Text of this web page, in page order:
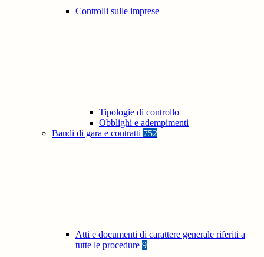
Controlli sulle imprese
Tipologie di controllo
Obblighi e adempimenti
Bandi di gara e contratti 752
Atti e documenti di carattere generale riferiti a
tutte le procedure 9